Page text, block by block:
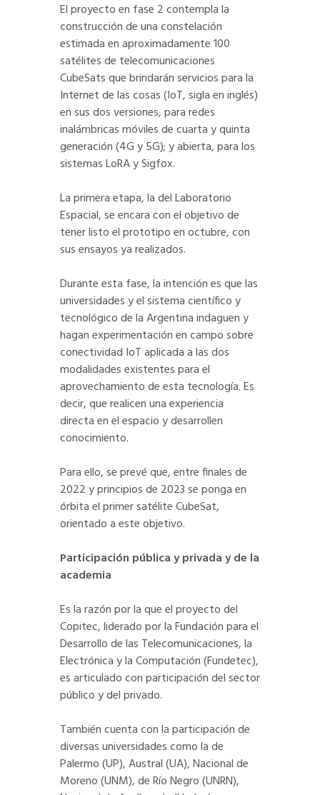
El proyecto en fase 2 contempla la
construcción de una constelación
estimada en aproximadamente 100
satélites de telecomunicaciones
CubeSats que brindarán servicios para la
Internet de las cosas (IoT, sigla en inglés)
en sus dos versiones, para redes
inalámbricas móviles de cuarta y quinta
generación (4G y 5G); y abierta, para los
sistemas LoRA y Sigfox.
La primera etapa, la del Laboratorio
Espacial, se encara con el objetivo de
tener listo el prototipo en octubre, con
sus ensayos ya realizados.
Durante esta fase, la intención es que las
universidades y el sistema científico y
tecnológico de la Argentina indaguen y
hagan experimentación en campo sobre
conectividad IoT aplicada a las dos
modalidades existentes para el
aprovechamiento de esta tecnología. Es
decir, que realicen una experiencia
directa en el espacio y desarrollen
conocimiento.
Para ello, se prevé que, entre finales de
2022 y principios de 2023 se ponga en
órbita el primer satélite CubeSat,
orientado a este objetivo.
Participación pública y privada y de la
academia
Es la razón por la que el proyecto del
Copitec, liderado por la Fundación para el
Desarrollo de las Telecomunicaciones, la
Electrónica y la Computación (Fundetec),
es articulado con participación del sector
público y del privado.
También cuenta con la participación de
diversas universidades como la de
Palermo (UP), Austral (UA), Nacional de
Moreno (UNM), de Río Negro (UNRN),